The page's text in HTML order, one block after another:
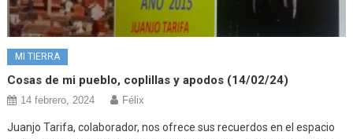
MI TIERRA
Cosas de mi pueblo, coplillas y apodos (14/02/24)
14 febrero, 2024 Félix
Juanjo Tarifa, colaborador, nos ofrece sus recuerdos en el espacio